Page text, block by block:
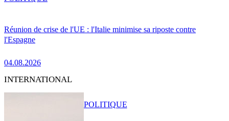
Réunion de crise de l'UE : l'Italie minimise sa riposte contre
l'Espagne
04.08.2026
INTERNATIONAL
POLITIQUE